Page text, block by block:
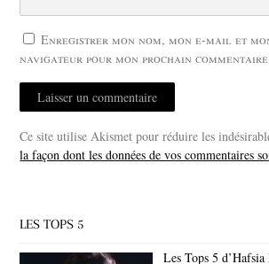
Enregistrer mon nom, mon e-mail et
navigateur pour mon prochain
Ce site utilise Akismet pour réduire les
la façon dont les données de vos commentaires
LES TOPS 5
Les Tops 5